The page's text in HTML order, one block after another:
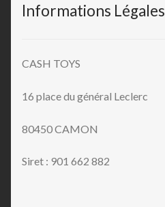
Informations Légales
CASH TOYS
16 place du général Leclerc
80450 CAMON
Siret : 901 662 882